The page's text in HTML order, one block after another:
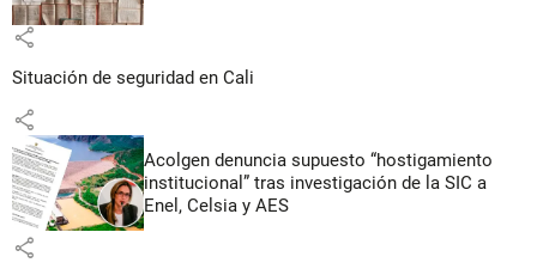
share
Situación de seguridad en Cali
share
Acolgen denuncia supuesto “hostigamiento
institucional” tras investigación de la SIC a
Enel, Celsia y AES
share